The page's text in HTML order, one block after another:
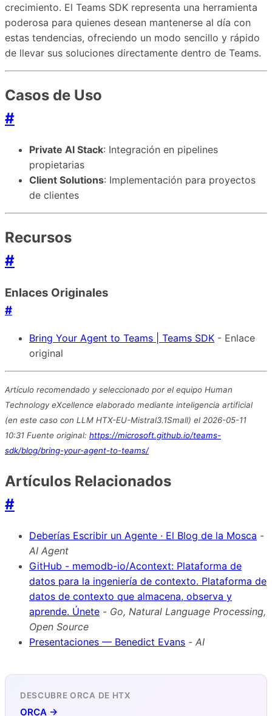
crecimiento. El Teams SDK representa una herramienta
poderosa para quienes desean mantenerse al día con
estas tendencias, ofreciendo un modo sencillo y rápido
de llevar sus soluciones directamente dentro de Teams.
Casos de Uso
#
Private AI Stack: Integración en pipelines
propietarias
Client Solutions: Implementación para proyectos
de clientes
Recursos
#
Enlaces Originales
#
Bring Your Agent to Teams | Teams SDK - Enlace
original
Artículo recomendado y seleccionado por el equipo Human
Technology eXcellence elaborado mediante inteligencia artificial
(en este caso con LLM HTX-EU-Mistral3.1Small) el 2026-05-11
10:31 Fuente original: https://microsoft.github.io/teams-
sdk/blog/bring-your-agent-to-teams/
Artículos Relacionados
#
Deberías Escribir un Agente · El Blog de la Mosca -
AI Agent
GitHub - memodb-io/Acontext: Plataforma de
datos para la ingeniería de contexto. Plataforma de
datos de contexto que almacena, observa y
aprende. Únete - Go, Natural Language Processing,
Open Source
Presentaciones — Benedict Evans - AI
DESCUBRE ORCA DE HTX
ORCA →